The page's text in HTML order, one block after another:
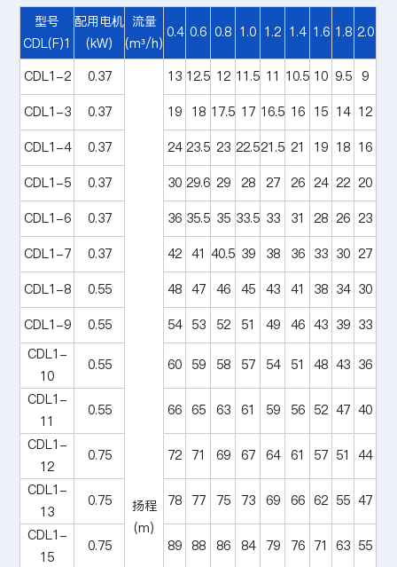
型号
CDL(F)1
配用电机
(kW)
流量
(m³/h)
0.4 0.6 0.8 1.0 1.2 1.4 1.6 1.8 2.0
CDL1-2 0.37
扬程
(m)
13 12.5 12 11.5 11 10.5 10 9.5 9
CDL1-3
0.37 19 18 17.5 17 16.5 16 15 14 12
CDL1-4
0.37 24 23.5 23 22.521.5 21 19 18 16
CDL1-5
0.37 30 29.6 29 28 27 26 24 22 20
CDL1-6
0.37 36 35.5 35 33.5 33 31 28 26 23
CDL1-7
0.37 42 41 40.5 39 38 36 33 30 27
CDL1-8
0.55 48 47 46 45 43 41 38 34 30
CDL1-9
0.55 54 53 52 51 49 46 43 39 33
CDL1-
10
0.55 60 59 58 57 54 51 48 43 36
CDL1-
11
0.55 66 65 63 61 59 56 52 47 40
CDL1-
12
0.75 72 71 69 67 64 61 57 51
44
CDL1-
13
0.75 78 77 75 73 69 66 62 55 47
CDL1-
15
0.75 89 88 86 84 79 76 71 63 55